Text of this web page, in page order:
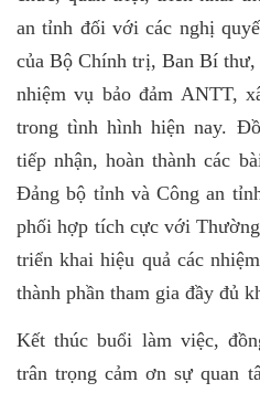
an tỉnh đối với các nghị
của Bộ Chính trị, Ban Bí
nhiệm vụ bảo đảm ANTT,
trong tình hình hiện nay.
tiếp nhận, hoàn thành các
Đảng bộ tỉnh và Công an
phối hợp tích cực với
triển khai hiệu quả các
thành phần tham gia đầy đủ
Kết thúc buổi làm việc,
trân trọng cảm ơn sự quan